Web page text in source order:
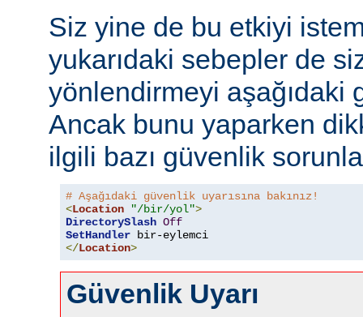
Siz yine de bu etkiyi
yukarıdaki sebepler de
yönlendirmeyi aşağıdaki
Ancak bunu yaparken
ilgili bazı güvenlik
# Aşağıdaki güvenlik uyarısına bakınız!
<Location "/bir/yol">
DirectorySlash Off
SetHandler bir-eylemci
</Location>
Güvenlik Uyarı